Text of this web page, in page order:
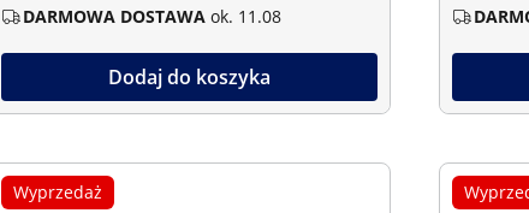
DARMOWA DOSTAWA ok. 11.08
Dodaj do koszyka
Wyprzedaż